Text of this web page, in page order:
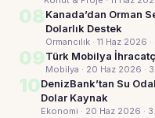
08Kanada’dan Orman
Dolarlık Destek
Ormancılık · 11 Haz 2026
09Türk Mobilya
Mobilya · 20 Haz 2026 ·
10DenizBank’tan Su
Dolar Kaynak
Ekonomi · 20 Haz 2026 ·